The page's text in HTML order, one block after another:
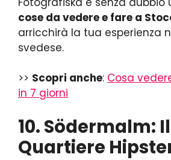
cose da vedere e fare a
arricchirà la tua esperienza
svedese.
>> Scopri anche: Cosa
in 7 giorni
10. Södermalm: Il
Quartiere